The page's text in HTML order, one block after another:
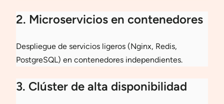
2. Microservicios en contenedores
Despliegue de servicios ligeros (Nginx, Redis,
PostgreSQL) en contenedores independientes.
3. Clúster de alta disponibilidad